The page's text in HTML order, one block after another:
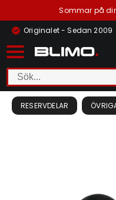
Sommar på
Originalet - Sedan 2009
RESERVDELAR